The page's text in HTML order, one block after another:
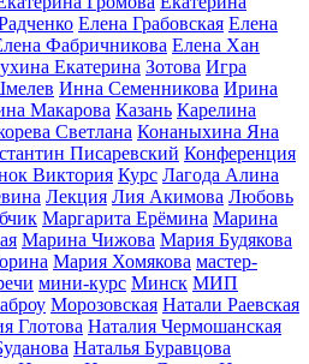
Елена Грабовская Елена
Фабричникова Елена Хан
Екатерина Зотова Игра
Инна Семенникова Ирина
Макарова Казань Карелина
Светлана Конаныхина Яна
Писаревский Конференция
Виктория Курс Лагода Алина
Лекция Лия Акимова Любовь
Маргарита Ерёмина Марина
Марина Чижова Мария Будякова
Мария Хомякова мастер-
мини-курс Минск МИП
Морозовская Натали Раевская
Глотова Наталия Чермошанская
Наталья Буравцова